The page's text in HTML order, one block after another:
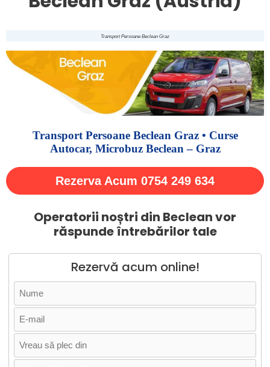
Transport Persoane Beclean Graz
Transport Persoane Beclean Graz • Curse
Autocar, Microbuz Beclean – Graz
Rezerva Acum 0754 249 634
Operatorii noștri din Beclean vor
răspunde întrebărilor tale
Rezervă acum online!